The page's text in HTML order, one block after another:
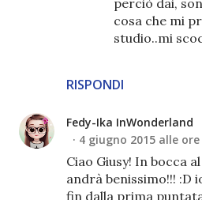
RISPONDI
cosa che mi
studio..mi
Fedy-Ika InWonderland
4 giugno 2015 alle ore
Ciao Giusy! In bocca
andrà benissimo!!! :D
fin dalla prima